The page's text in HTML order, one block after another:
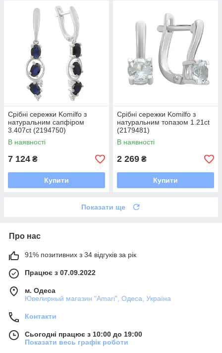
Срібні сережки Komilfo з
натуральним сапфіром
3.407ct (2194750)
В наявності
7 124 ₴
Купити
Срібні сережки Komilfo з
натуральним топазом 1.21ct
(2179481)
В наявності
2 269 ₴
Купити
Показати ще
Про нас
91% позитивних з 34 відгуків за рік
Працює з 07.09.2022
м. Одеса
Ювелирный магазин "Amari", Одеса, Україна
Контакти
Сьогодні працює з 10:00 до 19:00
Показати весь графік роботи